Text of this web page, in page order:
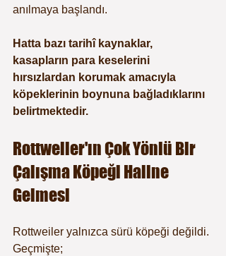
anılmaya başlandı.
Hatta bazı tarihî kaynaklar,
kasapların para keselerini
hırsızlardan korumak amacıyla
köpeklerinin boynuna bağladıklarını
belirtmektedir.
Rottweiler'ın Çok Yönlü Bir
Çalışma Köpeği Haline
Gelmesi
Rottweiler yalnızca sürü köpeği değildi.
Geçmişte;